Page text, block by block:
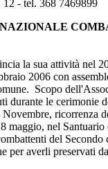
12 - tel. 368 7469899
la sua attività nel
2006 con
Scopo
durante le cerimonie
ricorrenza
maggio, nel
del
per averli preservati